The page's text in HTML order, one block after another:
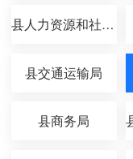
县人力资源和社会保障局
县交通运输局
县商务局